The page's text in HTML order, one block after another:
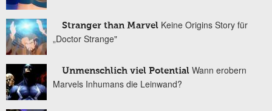
Stranger than Marvel Keine Origins Story für
„Doctor Strange"
Unmenschlich viel Potential Wann erobern
Marvels Inhumans die Leinwand?